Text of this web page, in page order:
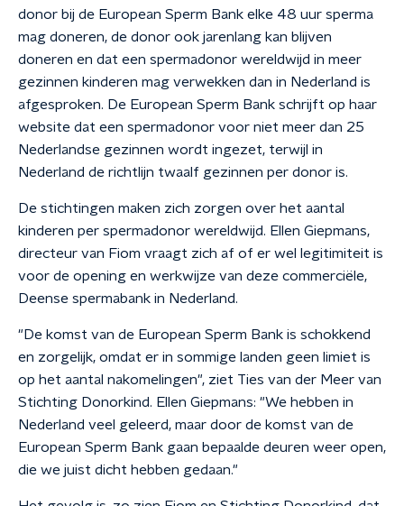
donor bij de European Sperm Bank elke 48 uur sperma
mag doneren, de donor ook jarenlang kan blijven
doneren en dat een spermadonor wereldwijd in meer
gezinnen kinderen mag verwekken dan in Nederland is
afgesproken. De European Sperm Bank schrijft op haar
website dat een spermadonor voor niet meer dan 25
Nederlandse gezinnen wordt ingezet, terwijl in
Nederland de richtlijn twaalf gezinnen per donor is.
De stichtingen maken zich zorgen over het aantal
kinderen per spermadonor wereldwijd. Ellen Giepmans,
directeur van Fiom vraagt zich af of er wel legitimiteit is
voor de opening en werkwijze van deze commerciële,
Deense spermabank in Nederland.
"De komst van de European Sperm Bank is schokkend
en zorgelijk, omdat er in sommige landen geen limiet is
op het aantal nakomelingen", ziet Ties van der Meer van
Stichting Donorkind. Ellen Giepmans: "We hebben in
Nederland veel geleerd, maar door de komst van de
European Sperm Bank gaan bepaalde deuren weer open,
die we juist dicht hebben gedaan."